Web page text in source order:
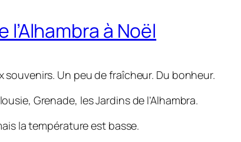
l’Alhambra à Noël
souvenirs. Un peu de fraîcheur. Du bonheur.
Grenade, les Jardins de l’Alhambra.
la température est basse.